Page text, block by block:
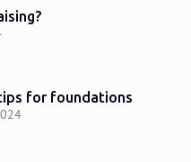
for foundations